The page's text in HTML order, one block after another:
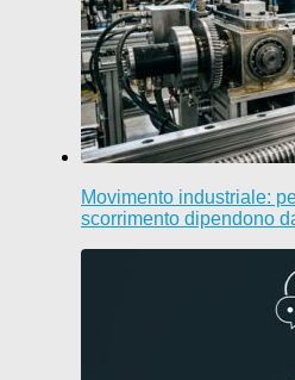
Movimento industriale:
scorrimento dipendono